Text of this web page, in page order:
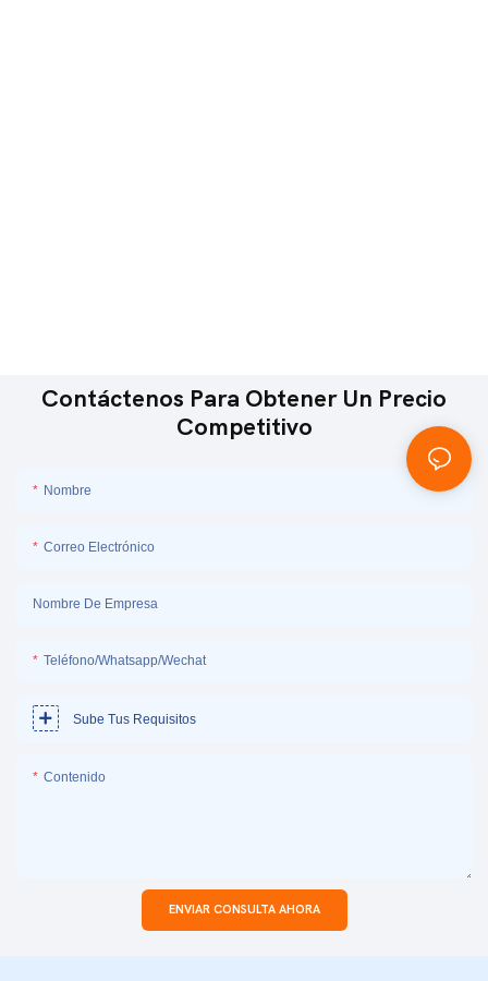
Contáctenos Para Obtener Un Precio
Competitivo
Nombre
Correo Electrónico
Nombre De Empresa
Teléfono/Whatsapp/Wechat
Sube Tus Requisitos
Contenido
ENVIAR CONSULTA AHORA